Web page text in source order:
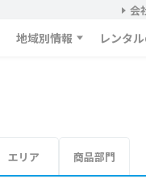
会
地域別情報 レンタ
エリア 商品部門